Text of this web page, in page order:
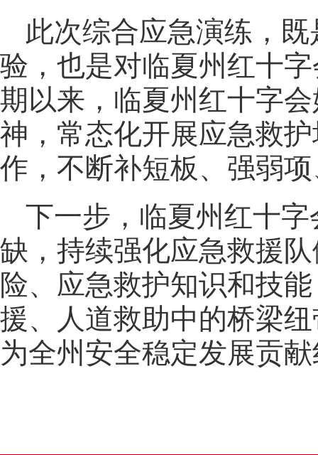
此次综合应急演练，
验，也是对临夏州红十
期以来，临夏州红十字
神，常态化开展应急救
作，不断补短板、强弱
下一步，临夏州红十
缺，持续强化应急救援
险、应急救护知识和技
援、人道救助中的桥梁
为全州安全稳定发展贡